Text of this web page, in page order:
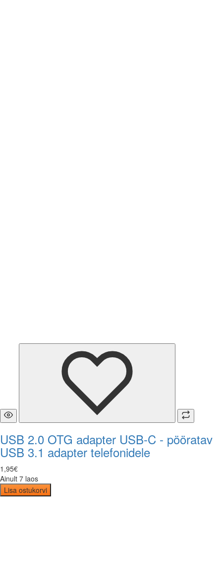
USB 2.0 OTG adapter USB-C - pööratav
USB 3.1 adapter telefonidele
1 ,95€
Ainult 7 laos
Lisa ostukorvi